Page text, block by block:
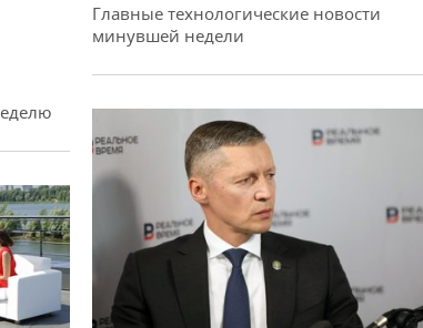
Главные технологические новости
минувшей недели